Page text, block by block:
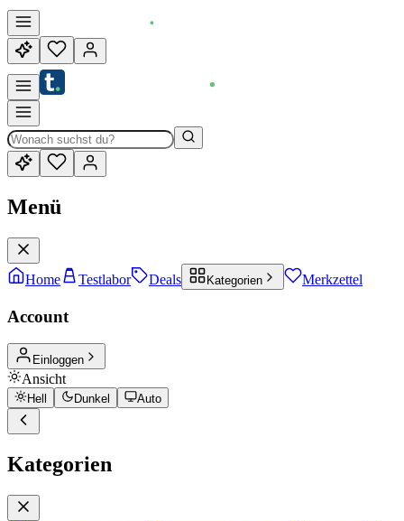
Menü
Home Testlabor Deals Kategorien Merkzettel
Account
Einloggen
Ansicht
Hell Dunkel Auto
Kategorien